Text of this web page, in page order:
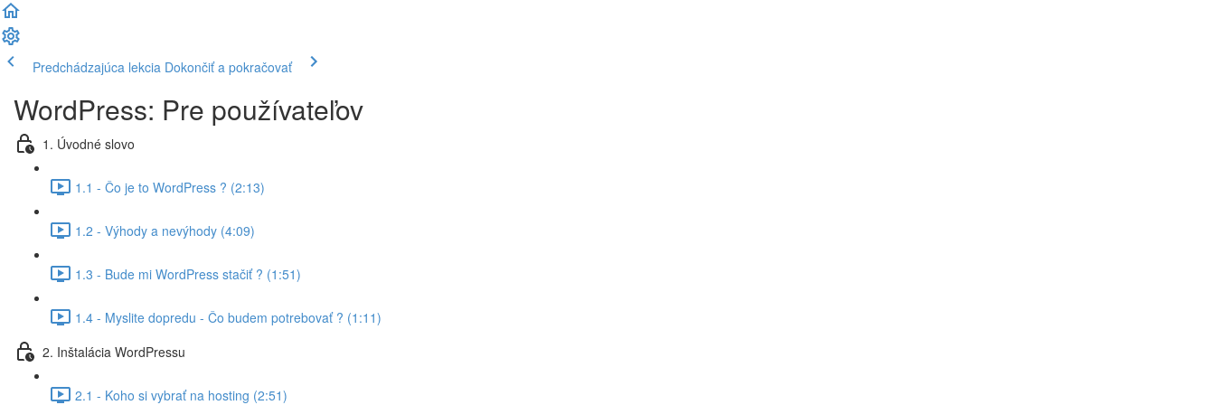
Predchádzajúca lekcia Dokončiť a pokračovať
WordPress: Pre používateľov
1. Úvodné slovo
1.1 - Čo je to WordPress ? (2:13)
1.2 - Výhody a nevýhody (4:09)
1.3 - Bude mi WordPress stačiť ? (1:51)
1.4 - Myslite dopredu - Čo budem potrebovať ? (1:11)
2. Inštalácia WordPressu
2.1 - Koho si vybrať na hosting (2:51)